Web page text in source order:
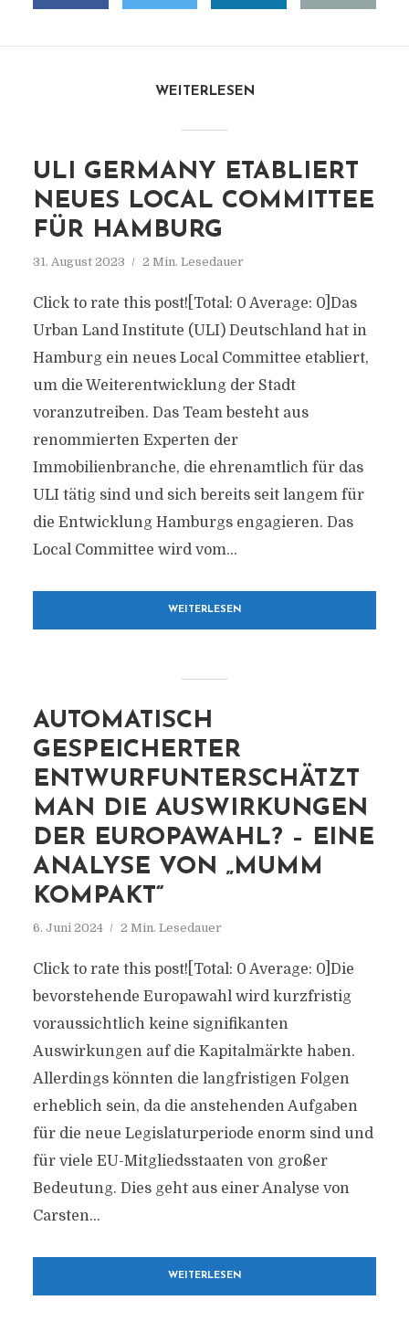
WEITERLESEN
ULI GERMANY ETABLIERT
NEUES LOCAL COMMITTEE
FÜR HAMBURG
31. August 2023 2 Min. Lesedauer
Click to rate this post![Total: 0 Average: 0]Das
Urban Land Institute (ULI) Deutschland hat in
Hamburg ein neues Local Committee etabliert,
um die Weiterentwicklung der Stadt
voranzutreiben. Das Team besteht aus
renommierten Experten der
Immobilienbranche, die ehrenamtlich für das
ULI tätig sind und sich bereits seit langem für
die Entwicklung Hamburgs engagieren. Das
Local Committee wird vom...
WEITERLESEN
AUTOMATISCH
GESPEICHERTER
ENTWURFUNTERSCHÄTZT
MAN DIE AUSWIRKUNGEN
DER EUROPAWAHL? – EINE
ANALYSE VON „MUMM
KOMPAKT“
6. Juni 2024 2 Min. Lesedauer
Click to rate this post![Total: 0 Average: 0]Die
bevorstehende Europawahl wird kurzfristig
voraussichtlich keine signifikanten
Auswirkungen auf die Kapitalmärkte haben.
Allerdings könnten die langfristigen Folgen
erheblich sein, da die anstehenden Aufgaben
für die neue Legislaturperiode enorm sind und
für viele EU-Mitgliedsstaaten von großer
Bedeutung. Dies geht aus einer Analyse von
Carsten...
WEITERLESEN